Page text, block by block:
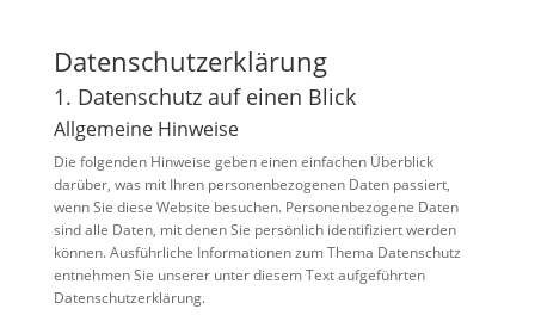
Datenschutz­erklärung
1. Datenschutz auf einen Blick
Allgemeine Hinweise
Die folgenden Hinweise geben einen einfachen Überblick
darüber, was mit Ihren personenbezogenen Daten passiert,
wenn Sie diese Website besuchen. Personenbezogene Daten
sind alle Daten, mit denen Sie persönlich identifiziert werden
können. Ausführliche Informationen zum Thema Datenschutz
entnehmen Sie unserer unter diesem Text aufgeführten
Datenschutzerklärung.